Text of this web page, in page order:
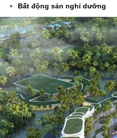
Bất động sản nghỉ dưỡng